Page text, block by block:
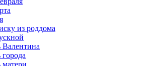
из роддома